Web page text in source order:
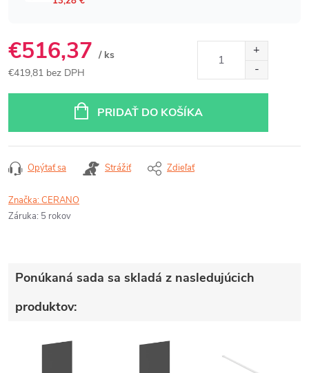
€516,37 / ks
€419,81 bez DPH
PRIDAŤ DO KOŠÍKA
Opýtať sa Strážiť Zdieľať
Značka:CERANO
Záruka: 5 rokov
Ponúkaná sada sa skladá z nasledujúcich
produktov: